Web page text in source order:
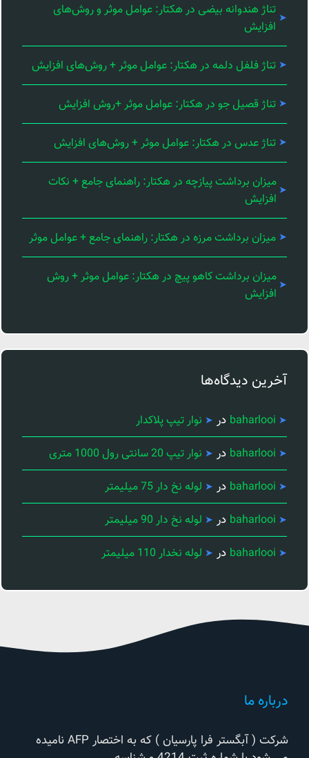
تناژ هندوانه بیضی در هکتار: عوامل موثر و روش‌های
افزایش
تناژ فلفل دلمه در هکتار: عوامل موثر + روش‌های افزایش
تناژ قصیل جو در هکتار: عوامل موثر +روش افزایش
تناژ عدس در هکتار: عوامل موثر + روش‌های افزایش
میزان برداشت پیازچه در هکتار: راهنمای جامع + نکات
افزایش
میزان برداشت مرزه در هکتار: راهنمای جامع + عوامل موثر
میزان برداشت کاهو پیچ در هکتار: عوامل موثر + روش
افزایش
آخرین دیدگاه‌ها
baharlooi در
نوار تیپ پلاکدار
baharlooi در
نوار تیپ 20 سانتی رول 1000 متری
baharlooi در
لوله نخ دار 75 میلیمتر
baharlooi در
لوله نخ دار 90 میلیمتر
baharlooi در لوله نخدار 110 میلیمتر
درباره ما
شرکت ( آبگستر فرا پارسیان ) که به اختصار AFP نامیده